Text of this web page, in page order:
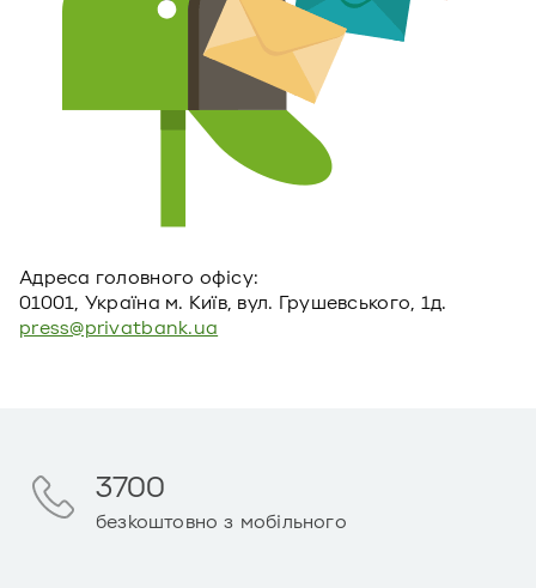
Адреса головного офiсу:
01001, Україна м. Київ, вул. Грушевського, 1д.
press@privatbank.ua
3700
безкоштовно з мобільного